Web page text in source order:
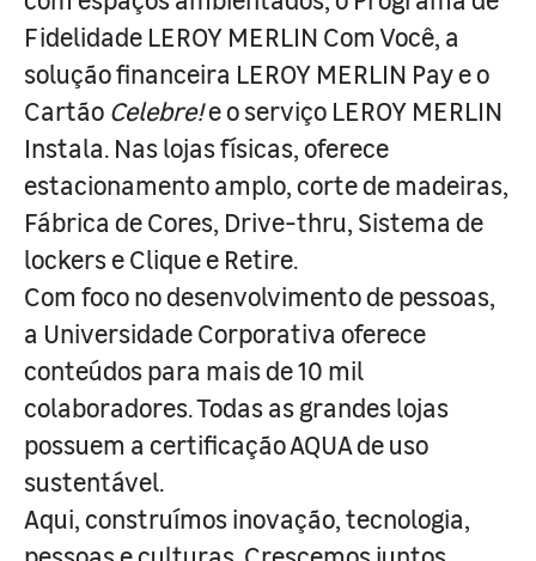
Fidelidade LEROY MERLIN Com Você, a
solução financeira LEROY MERLIN Pay e o
Cartão Celebre!e o serviço LEROY MERLIN
Instala. Nas lojas físicas, oferece
estacionamento amplo, corte de madeiras,
Fábrica de Cores, Drive-thru, Sistema de
lockers e Clique e Retire.
Com foco no desenvolvimento de pessoas,
a Universidade Corporativa oferece
conteúdos para mais de 10 mil
colaboradores. Todas as grandes lojas
possuem a certificação AQUA de uso
sustentável.
Aqui, construímos inovação, tecnologia,